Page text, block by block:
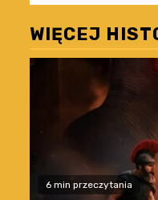
WIĘCEJ
6 min przeczytania